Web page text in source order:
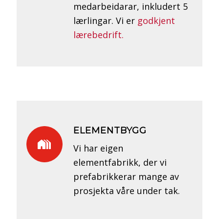
medarbeidarar, inkludert 5
lærlingar. Vi er godkjent
lærebedrift.
ELEMENTBYGG
Vi har eigen
elementfabrikk, der vi
prefabrikkerar mange av
prosjekta våre under tak.